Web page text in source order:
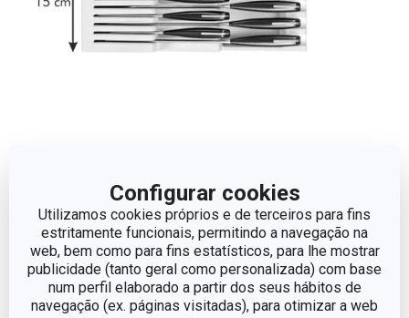
Configurar cookies
Utilizamos cookies próprios e de terceiros para fins
estritamente funcionais, permitindo a navegação na
web, bem como para fins estatísticos, para lhe mostrar
publicidade (tanto geral como personalizada) com base
num perfil elaborado a partir dos seus hábitos de
navegação (ex. páginas visitadas), para otimizar a web
ALTURA (CM) 6.5
LARGURA (CM) 14.8